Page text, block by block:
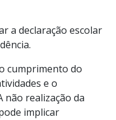
a declaração escolar
cumprimento do
e o
não realização da
implicar